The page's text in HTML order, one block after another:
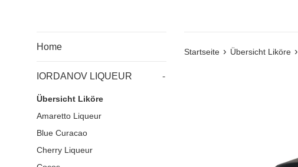
Home
IORDANOV LIQUEUR -
Übersicht Liköre
Amaretto Liqueur
Blue Curacao
Cherry Liqueur
Startseite › Übersicht Liköre ›